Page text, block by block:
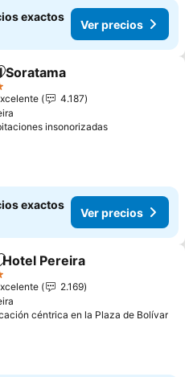
exactos
Ver precios
a favoritos
Soratama
4.187
insonorizadas
exactos
Ver precios
a favoritos
Hotel Pereira
2.169
céntrica en la Plaza de Bolívar